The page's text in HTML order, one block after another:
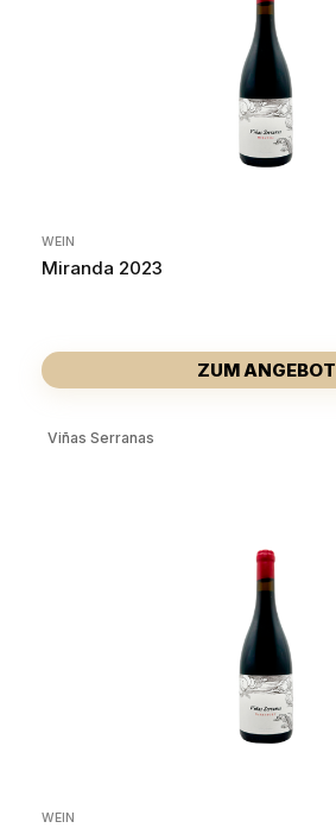
WEIN
Miranda 2023
ZUM ANGEBOT
Viñas Serranas
WEIN